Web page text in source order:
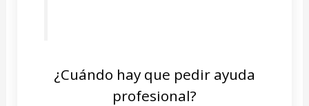
¿Cuándo hay que pedir ayuda
profesional?